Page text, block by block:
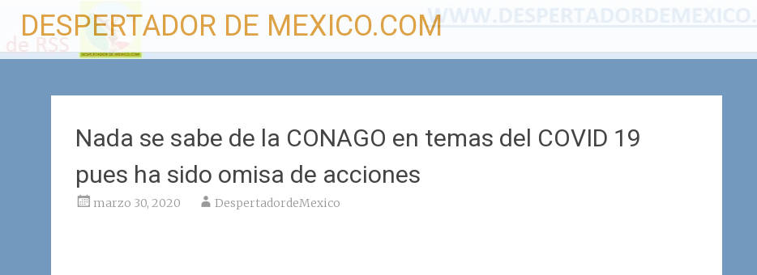
contenido
DESPERTADOR DE MEXICO.COM
Nada se sabe de la CONAGO en temas del COVID 19
pues ha sido omisa de acciones
marzo 30, 2020 DespertadordeMexico